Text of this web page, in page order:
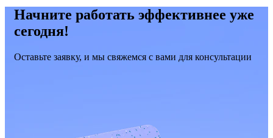
Начните работать эффективнее уже
сегодня!
Оставьте заявку, и мы свяжемся с вами для консультации